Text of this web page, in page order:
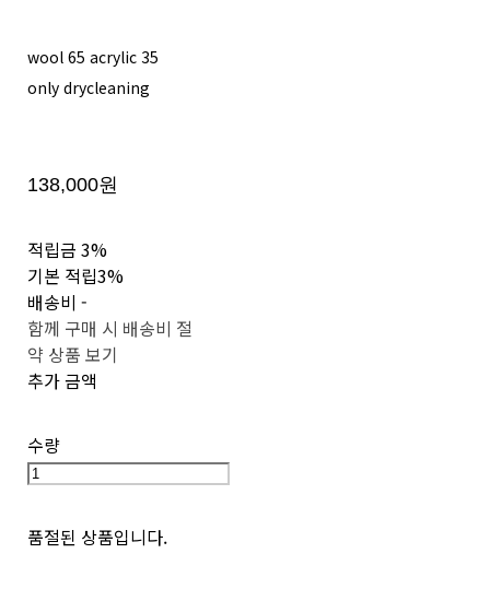
wool 65 acrylic 35
only drycleaning
138,000원
적립금 3%
기본 적립3%
배송비-
함께 구매 시 배송비 절
약 상품 보기
추가 금액
수량
품절된 상품입니다.